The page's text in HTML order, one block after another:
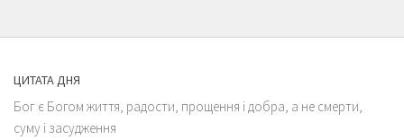
ЦИТАТА ДНЯ
Бог є Богом життя, радости, прощення і добра, а не смерти,
суму і засудження